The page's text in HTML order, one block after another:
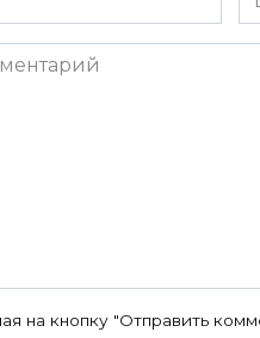
*
на кнопку "Отправить